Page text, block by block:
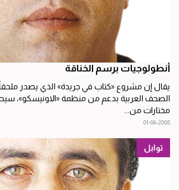
أنطولوجيات برسم الخناقة
يقال إن مشروع «كتاب في جريدة» الذي يصدر
الصحف العربية بدعم من منظمة «الاونيسكو»،
مختارات من...
01-06-2008
توابل